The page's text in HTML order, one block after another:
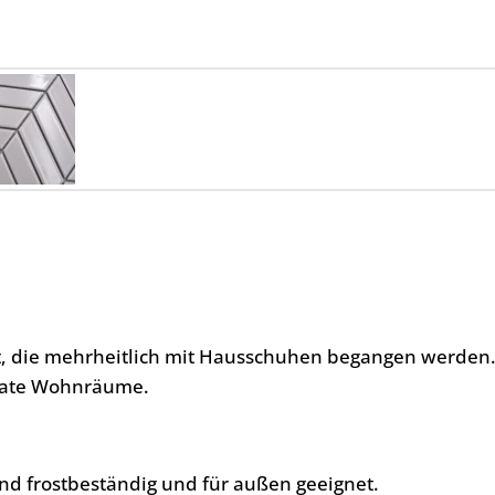
die mehrheitlich mit Hausschuhen begangen werden.
Wohnräume.
frostbeständig und für außen geeignet.